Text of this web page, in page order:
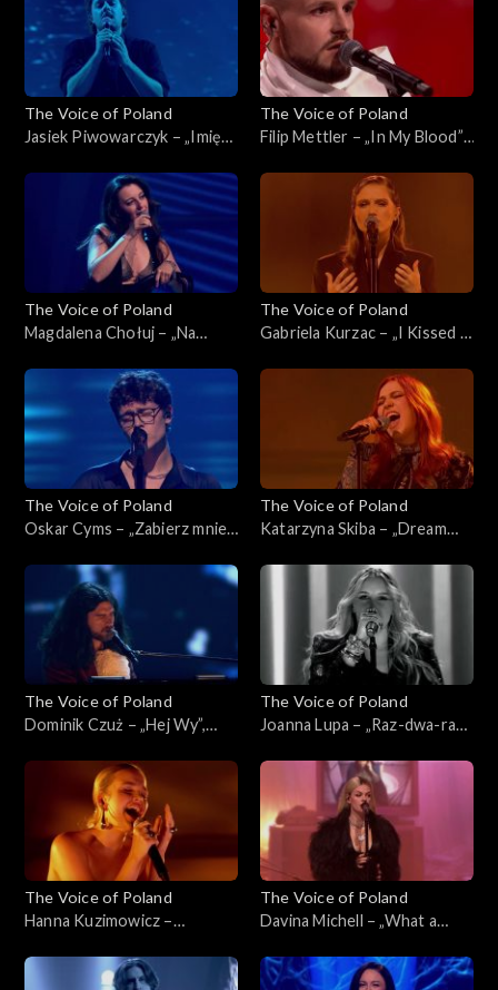
listopada 2025
The Voice of Poland
Jasiek Piwowarczyk – „Imię
Poland”, Live 1, 8 listopada
The Voice of Poland
Filip Mettler – „In My Blood”,
8 listopada 2025
The Voice of Poland
Magdalena Chołuj – „Na
Poland”, Live 1, 8 listopada
2025
The Voice of Poland
Gabriela Kurzac – „I Kissed a
Live 1, 8 listopada 2025
The Voice of Poland
Oskar Cyms – „Zabierz mnie”,
8 listopada 2025
The Voice of Poland
Katarzyna Skiba – „Dream
Live 1, 8 listopada 2025
The Voice of Poland
Dominik Czuż – „Hej Wy”,
8 listopada 2025
The Voice of Poland
Joanna Lupa – „Raz-dwa-raz-
Live 1, 8 listopada 2025
The Voice of Poland
Hanna Kuzimowicz –
Voice of Poland”, Live 1, 8
The Voice of Poland
Davina Michell – „What a
Poland”, Live 1, 8 listopada